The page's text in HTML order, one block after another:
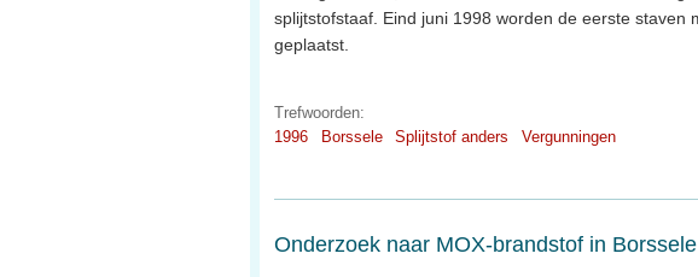
splijtstofstaaf. Eind juni 1998 worden de eerste staven
geplaatst.
Trefwoorden:
1996
Borssele Splijtstof anders Vergunningen
Onderzoek naar MOX-brandstof in Borssele